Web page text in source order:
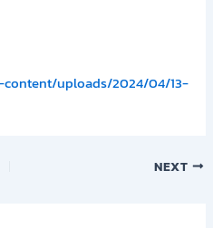
uploads/2024/04/13-
NEXT